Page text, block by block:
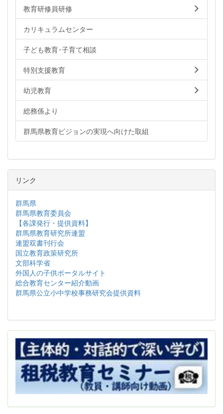
教育研修員研修
カリキュラムセンター
子ども教育･子育て相談
特別支援教育
幼児教育
総務係より
群馬県教育ビジョンの実現へ向けた取組
リンク
群馬県
群馬県教育委員会
【各課発行・提供資料】
群馬県教育研究所連盟
連盟双書刊行会
国立教育政策研究所
文部科学省
外国人の子供ポータルサイト
総合教育センター紹介動画
群馬県公立小中学校事務研究会提供資料